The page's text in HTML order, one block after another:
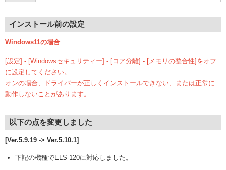
インストール前の設定
Windows11の場合
[設定] - [Windowsセキュリティー] - [コア分離] - [メモリの整合性]をオフ
に設定してください。
オンの場合、ドライバーが正しくインストールできない、または正常に
動作しないことがあります。
以下の点を変更しました
[Ver.5.9.19 -> Ver.5.10.1]
下記の機種でELS-120に対応しました。